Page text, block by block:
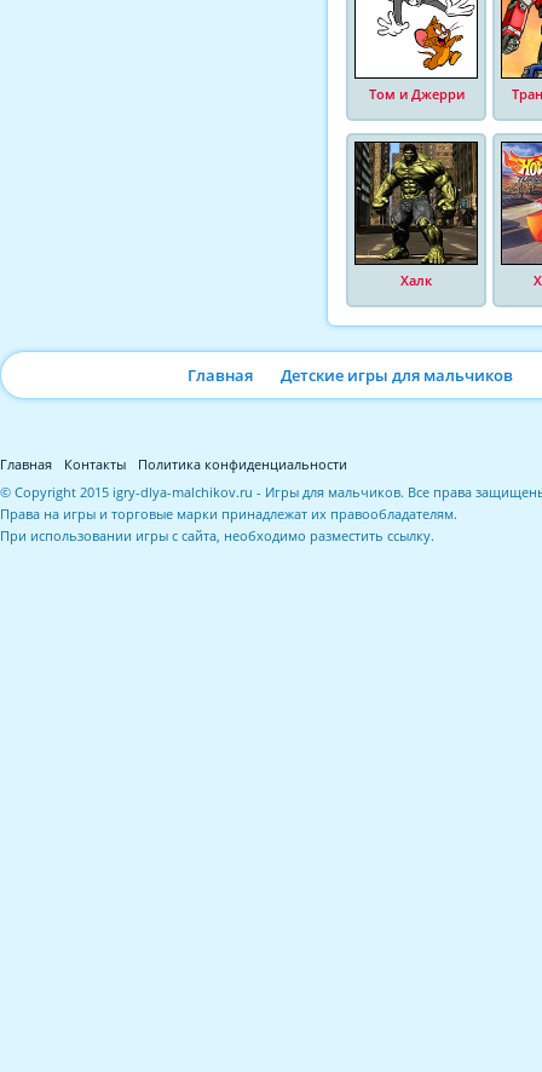
Том и Джерри
Халк
Главная Детские игры для мальчиков
Главная Контакты
Политика конфиденциальности
© Copyright 2015 igry-dlya-malchikov.ru - Игры для мальчиков. Все права
Права на игры и торговые марки принадлежат их правообладателям.
При использовании игры с сайта, необходимо разместить ссылку.